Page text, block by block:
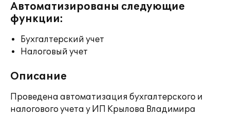
Автоматизированы следующие
функции:
Бухгалтерский учет
Налоговый учет
Описание
Проведена автоматизация бухгалтерского и
налогового учета у ИП Крылова Владимира